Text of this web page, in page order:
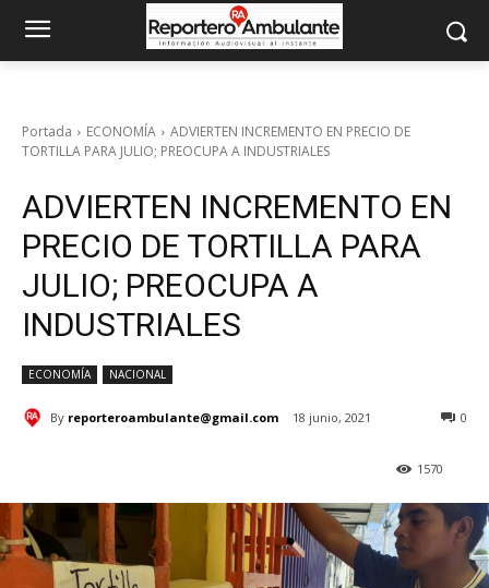
Portada ECONOMÍA
ADVIERTEN INCREMENTO EN PRECIO DE
TORTILLA PARA JULIO; PREOCUPA A INDUSTRIALES
ADVIERTEN INCREMENTO EN
PRECIO DE TORTILLA PARA
JULIO; PREOCUPA A
INDUSTRIALES
ECONOMÍA NACIONAL
By reporteroambulante@gmail.com 18 junio, 2021 0
1570